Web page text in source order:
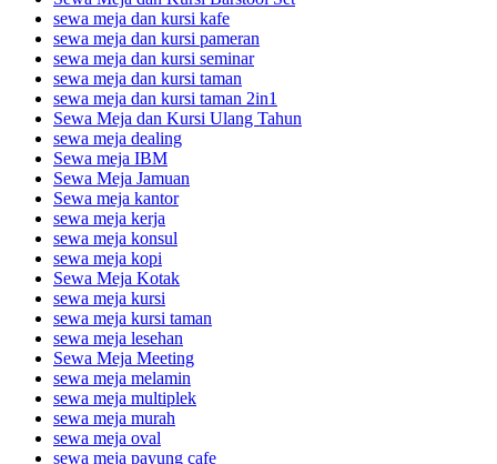
sewa meja dan kursi kafe
sewa meja dan kursi pameran
sewa meja dan kursi seminar
sewa meja dan kursi taman
sewa meja dan kursi taman 2in1
Sewa Meja dan Kursi Ulang Tahun
sewa meja dealing
Sewa meja IBM
Sewa Meja Jamuan
Sewa meja kantor
sewa meja kerja
sewa meja konsul
sewa meja kopi
Sewa Meja Kotak
sewa meja kursi
sewa meja kursi taman
sewa meja lesehan
Sewa Meja Meeting
sewa meja melamin
sewa meja multiplek
sewa meja murah
sewa meja oval
sewa meja payung cafe